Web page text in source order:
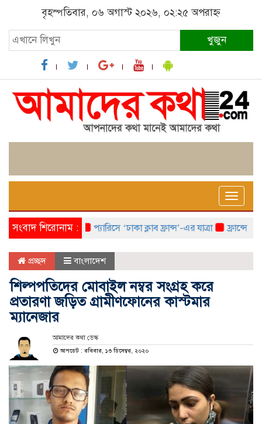
বৃহস্পতিবার, ০৬ অগাস্ট ২০২৬, ০২:২৫ অপরাহ্ন
খুজুন
Toggle
সংবাদ শিরোনাম :প্যারিসে ‘ঢাকা ক্লাব ফ্রান্স’-এর যাত্রা ফ্রান্সে
প্রচ্ছদ বাংলাদেশ
শিল্পপতিদের মোবাইল নম্বর সংগ্রহ করে
প্রতারণা জড়িত গ্রামীণফোনের কাস্টমার
ম্যানেজার
আমাদের কথা ডেস্ক
আপডেট : রবিবার, ১৩ ডিসেম্বর, ২০২০